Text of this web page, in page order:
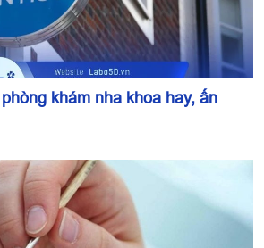
khám nha khoa hay, ấn